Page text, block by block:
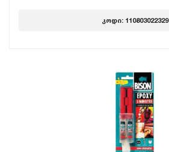
კოდი: 110803022329